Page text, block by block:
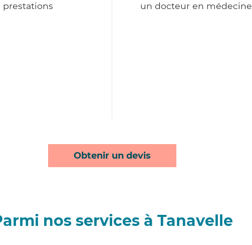
prestations
un docteur en médecine
Obtenir un devis
nos services à Tanavelle